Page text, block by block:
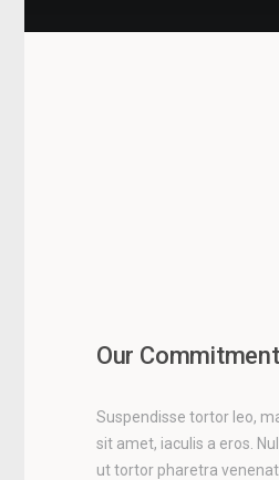
Our
Suspendisse tortor leo,
sit amet, iaculis a eros.
ut tortor pharetra